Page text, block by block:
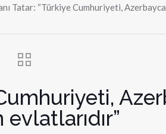
Tatar: “Türkiye Cumhuriyeti,